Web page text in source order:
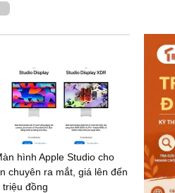
hình Apple Studio cho
chuyên ra mắt, giá lên đến
triệu đồng